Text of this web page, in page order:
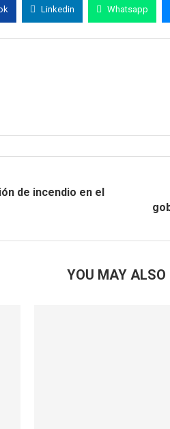
Linkedin Whatsapp
de incendio en el
YOU MAY ALSO